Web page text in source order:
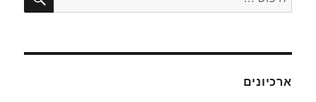
ארכיונים